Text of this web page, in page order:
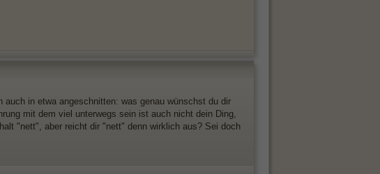
auch in etwa angeschnitten: was genau wünschst du dir
mit dem viel unterwegs sein ist auch nicht dein Ding,
"nett", aber reicht dir "nett" denn wirklich aus? Sei doch